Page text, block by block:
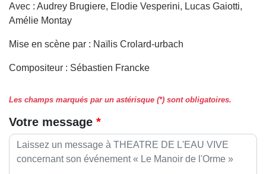
Avec : Audrey Brugiere, Elodie Vesperini, Lucas Gaiotti,
Amélie Montay
Mise en scène par : Naïlis Crolard-urbach
Compositeur : Sébastien Francke
Les champs marqués par un astérisque (*) sont obligatoires.
Votre message